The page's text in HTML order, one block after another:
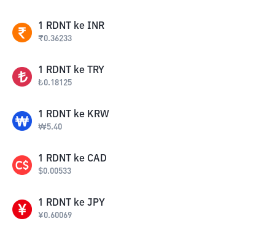
1 RDNT ke INR
₹0.36233
1 RDNT ke TRY
₺0.18125
1 RDNT ke KRW
₩5.40
1 RDNT ke CAD
$0.00533
1 RDNT ke JPY
¥0.60069